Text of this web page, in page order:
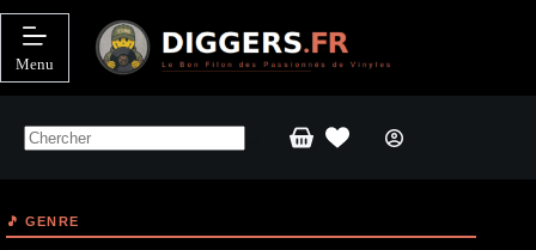
Passer
contenu
Menu
Panier
🎵 GENRE